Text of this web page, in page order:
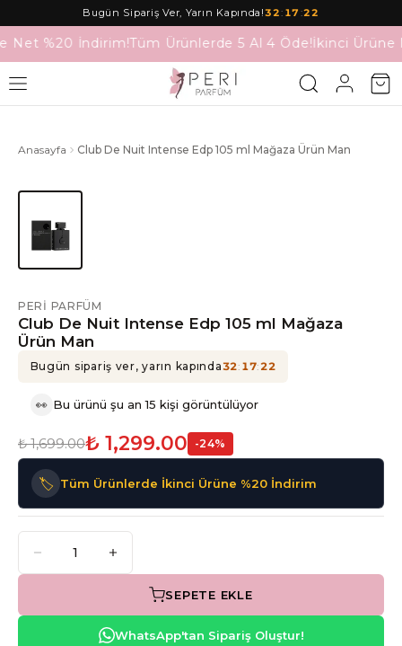
Bugün Sipariş Ver, Yarın Kapında!32: 17 :22
Net %20 İndirim!Tüm Ürünlerde 5 Al 4 Öde!İkinci Ürüne
Anasayfa Club De Nuit Intense Edp 105 ml Mağaza Ürün Man
PERI PARFÜM
Club De Nuit Intense Edp 105 ml Mağaza
Ürün Man
Bugün sipariş ver, yarın kapında32: 17:22
👀 Bu ürünü şu an 15 kişi görüntülüyor
₺ 1,699.00₺ 1,299.00 -24%
🏷️ Tüm Ürünlerde İkinci Ürüne %20 İndirim
SEPETE EKLE
WhatsApp'tan Sipariş Oluştur!